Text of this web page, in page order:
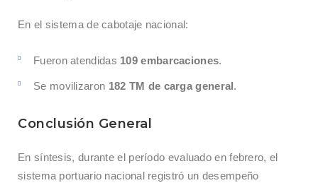
En el sistema de cabotaje nacional:
Fueron atendidas 109 embarcaciones.
Se movilizaron 182 TM de carga general.
Conclusión General
En síntesis, durante el período evaluado en febrero, el
sistema portuario nacional registró un desempeño